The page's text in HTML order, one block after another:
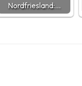
Nordfriesland:…